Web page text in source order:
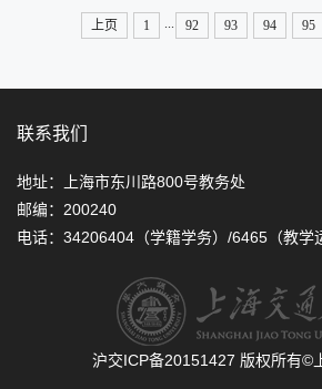
每天8:00-20:00。
上页 1 ... 92 93 94 95
联系我们
地址：上海市东川路800号教务处
邮编：200240
电话：34206404（学籍学务）/6465（教学
沪交ICP备20151427 版权所有©